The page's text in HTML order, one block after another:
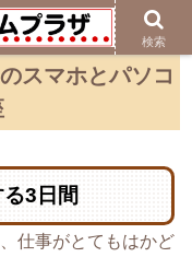
スマホとパソコ
3日間
仕事がとてもはかど
検索